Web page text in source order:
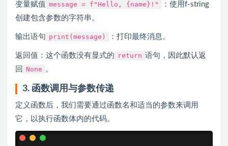
变量赋值 message = f"Hello, {name}!"
：使用f-string
创建包含参数的字符串。
输出语句 print(message) ：打印最终消息。
返回值：这个函数没有显式的 return 语句，因此默认返
回
None 。
3. 函数调用与参数传递
定义函数后，我们需要通过函数名和适当的参数来调用
它，以执行函数体内的代码。